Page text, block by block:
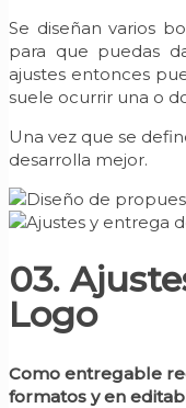
Se diseñan varios
para que puedas
ajustes entonces
suele ocurrir una o
Una vez que se
desarrolla mejor.
03.
Logo
Como entregable
formatos y en